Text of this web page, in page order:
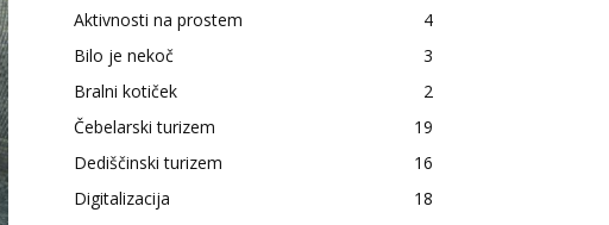
Aktivnosti na prostem
4
Bilo je nekoč
3
Bralni kotiček
2
Čebelarski turizem
19
Dediščinski turizem
16
Digitalizacija
18